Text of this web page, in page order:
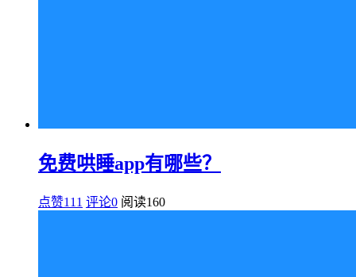
免费哄睡app有哪些？
点赞111 评论0 阅读160